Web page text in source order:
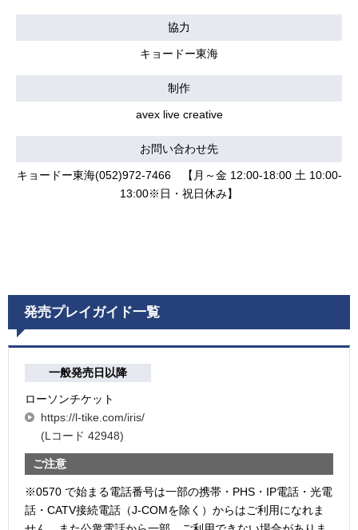
協力
キョードー東海
制作
avex live creative
お問い合わせ先
キョードー東海(052)972-7466 【月～金 12:00-18:00 土 10:00-
13:00※日・祝日休み】
発売プレイガイド一覧
一般発売日以降
ローソンチケット
https://l-tike.com/iris/
(Lコード 42948)
ご注意
※0570 で始まる電話番号は一部の携帯・PHS・IP電話・光電
話・CATV接続電話（J-COMを除く）からはご利用になれま